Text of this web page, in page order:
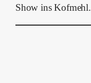
Show ins Kofmehl.